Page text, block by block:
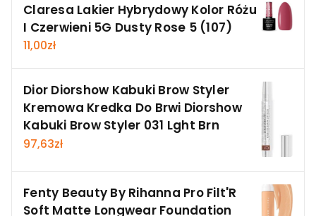
Claresa Lakier Hybrydowy Kolor Różu
I Czerwieni 5G Dusty Rose 5 (107)
11,00zł
Dior Diorshow Kabuki Brow Styler
Kremowa Kredka Do Brwi Diorshow
Kabuki Brow Styler 031 Lght Brn
97,63zł
Fenty Beauty By Rihanna Pro Filt'R
Soft Matte Longwear Foundation